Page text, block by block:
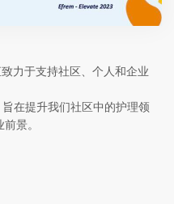
力于支持社区、个人和企业
在提升我们社区中的护理领
景。